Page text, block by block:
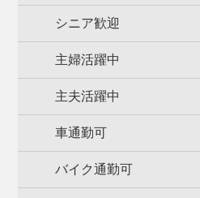
シニア歓迎
主婦活躍中
主夫活躍中
車通勤可
バイク通勤可